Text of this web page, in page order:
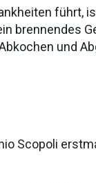
führt,
brennendes
und
Scopoli